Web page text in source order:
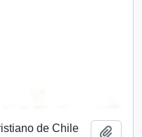
de Chile